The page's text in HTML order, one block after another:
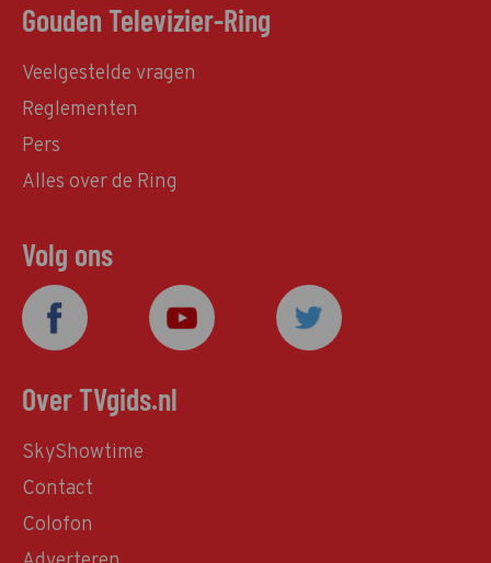
Gouden Televizier-Ring
Veelgestelde vragen
Reglementen
Pers
Alles over de Ring
Volg ons
Over TVgids.nl
SkyShowtime
Contact
Colofon